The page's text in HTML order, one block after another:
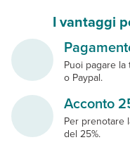
I vantaggi
Puoi pagare la
o Paypal.
Acconto
Per prenotare
del 25%.